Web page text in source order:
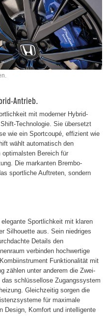
Antrieb.
mit moderner Hybrid-
Technologie. Sie übersetzt
wie ein Sportcoupé, effizient wie
wählt automatisch den
optimalsten Bereich für
Die markanten Brembo-
sportliche Auftreten, sondern
Sportlichkeit mit klaren
Silhouette aus. Sein niedriges
Details den
verbinden hochwertige
Funktionalität mit
zählen unter anderem die Zwei-
schlüssellose Zugangssystem
Gleichzeitig sorgen die
für maximale
Design, Komfort und intelligente